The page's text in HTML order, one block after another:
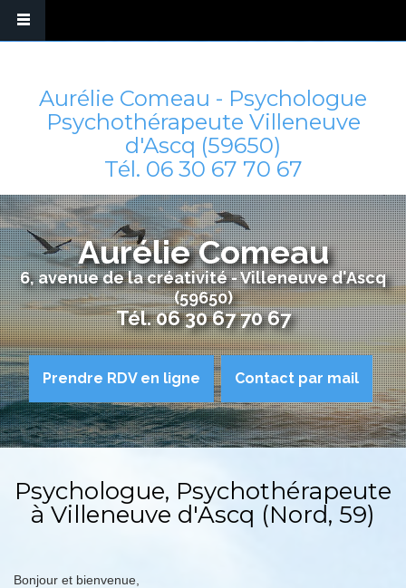
Aurélie Comeau - Psychologue
Psychothérapeute Villeneuve
d'Ascq (59650)
Tél. 06 30 67 70 67
Aurélie Comeau
6, avenue de la créativité - Villeneuve d'Ascq
(59650)
Tél.06 30 67 70 67
Prendre RDV en ligne Contact par mail
Psychologue, Psychothérapeute
à Villeneuve d'Ascq (Nord, 59)
Bonjour et bienvenue,